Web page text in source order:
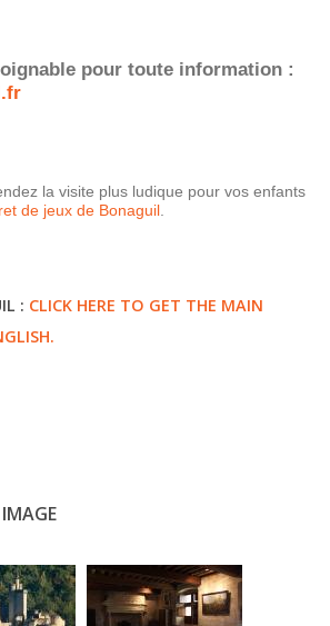
pour toute information :
la visite plus ludique pour vos enfants
de jeux de Bonaguil.
: CLICK HERE TO GET THE MAIN